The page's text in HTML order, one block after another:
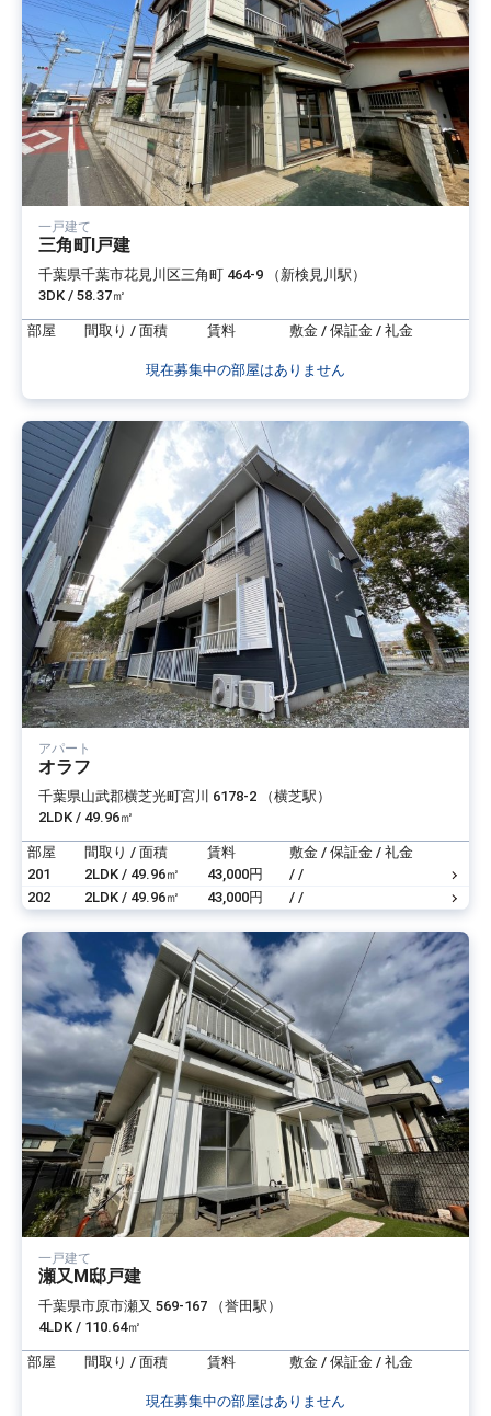
一戸建て
三角町Ⅰ戸建
千葉県千葉市花見川区三角町 464-9 （新検見川駅）
3DK / 58.37㎡
部屋 間取り / 面積 賃料 敷金 / 保証金 / 礼金
現在募集中の部屋はありません
アパート
オラフ
千葉県山武郡横芝光町宮川 6178-2 （横芝駅）
2LDK / 49.96㎡
部屋 間取り / 面積 賃料
敷金 / 保証金 / 礼金
201
2LDK / 49.96㎡ 43,000円
/ /
202
2LDK / 49.96㎡ 43,000円 / /
一戸建て
瀬又M邸戸建
千葉県市原市瀬又 569-167 （誉田駅）
4LDK / 110.64㎡
部屋 間取り / 面積 賃料 敷金 / 保証金 / 礼金
現在募集中の部屋はありません